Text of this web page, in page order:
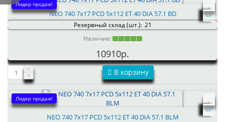
Лидер продаж!
NEO 740 7x17 PCD 5x112 ET 40 DIA 57.1 BD
Резервный склад (шт.): 21
Наличие:
10910р.
В корзину
Лидер продаж!
NEO 740 7x17 PCD 5x112 ET 40 DIA 57.1 BLM